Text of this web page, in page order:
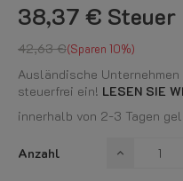
38,37 € Steuer
42,63 € Sparen 10%
Ausländische
steuerfrei ein! LESEN SIE
innerhalb von 2-3 Tagen
Anzahl